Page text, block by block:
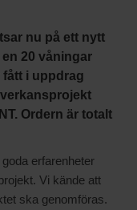
nu på ett nytt
20 våningar
i uppdrag
Ordern är totalt
erfarenheter
Vi kände att
ska genomföras.